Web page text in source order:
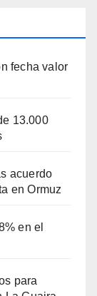
fecha valor
13.000
acuerdo
en Ormuz
en el
para